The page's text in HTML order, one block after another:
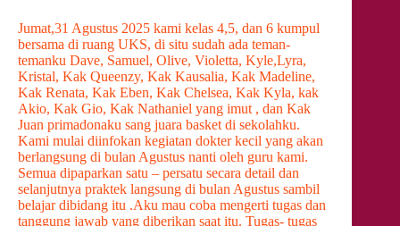
Jumat,31 Agustus 2025 kami kelas 4,5, dan 6 kumpul
bersama di ruang UKS, di situ sudah ada teman-
temanku Dave, Samuel, Olive, Violetta, Kyle,Lyra,
Kristal, Kak Queenzy, Kak Kausalia, Kak Madeline,
Kak Renata, Kak Eben, Kak Chelsea, Kak Kyla, kak
Akio, Kak Gio, Kak Nathaniel yang imut , dan Kak
Juan primadonaku sang juara basket di sekolahku.
Kami mulai diinfokan kegiatan dokter kecil yang akan
berlangsung di bulan Agustus nanti oleh guru kami.
Semua dipaparkan satu – persatu secara detail dan
selanjutnya praktek langsung di bulan Agustus sambil
belajar dibidang itu .Aku mau coba mengerti tugas dan
tanggung jawab yang diberikan saat itu. Tugas- tugas